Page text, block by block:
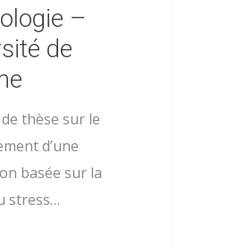
–
de
thèse sur le
d’une
basée sur la
stress…
À propos
Les statuts de l’AFPSA
Évènements